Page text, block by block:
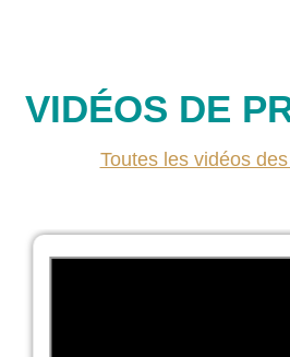
VIDÉOS DE
Toutes les vidéos